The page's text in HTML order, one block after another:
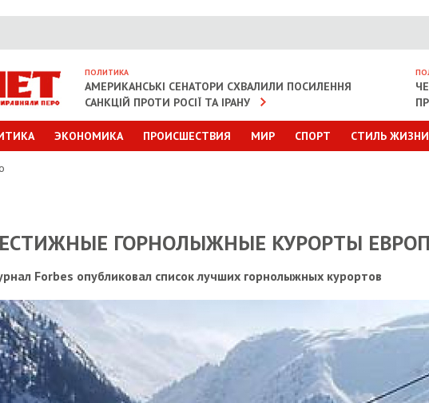
ПОЛИТИКА
АМЕРИКАНСЬКІ СЕНАТОРИ СХВАЛИЛИ ПОСИЛЕННЯ
САНКЦІЙ ПРОТИ РОСІЇ ТА ІРАНУ
ЭКОНОМИКА ПРОИСШЕСТВИЯ МИР СПОРТ СТИЛЬ ЖИЗНИ
ГОРНОЛЫЖНЫЕ КУРОРТЫ
Forbes опубликовал список лучших горнолыжных курортов